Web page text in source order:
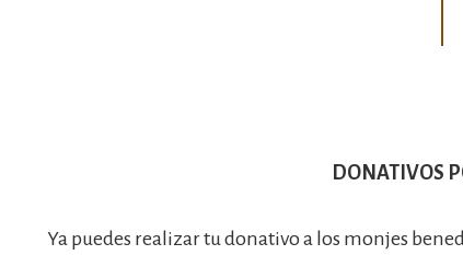
DONATIVOS
Ya puedes realizar tu donativo a los monjes